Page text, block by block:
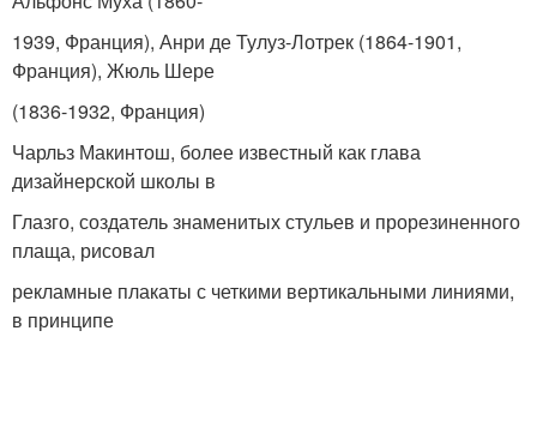
1939, Франция), Анри де Тулуз-Лотрек (1864-1901,
Франция), Жюль Шере
(1836-1932, Франция)
Чарльз Макинтош, более известный как глава
дизайнерской школы в
Глазго, создатель знаменитых стульев и прорезиненного
плаща, рисовал
рекламные плакаты с четкими вертикальными линиями,
в принципе